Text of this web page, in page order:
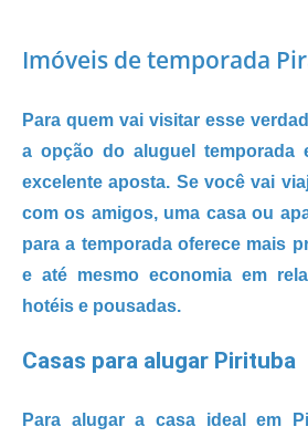
Imóveis de temporada
Para quem vai visitar esse
a opção do aluguel temporada
excelente aposta. Se você vai
com os amigos, uma casa ou
para a temporada oferece mais
e até mesmo economia em
hotéis e pousadas.
Casas para alugar Pirituba
Para alugar a casa ideal em